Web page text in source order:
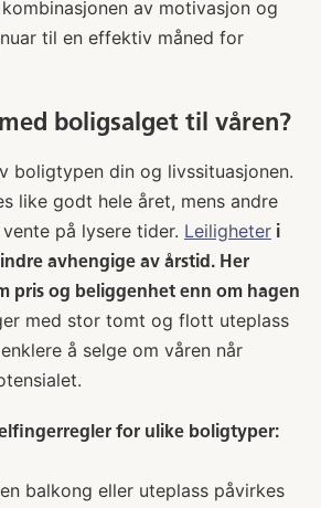
av motivasjon og
til en effektiv måned for
boligsalget til våren?
boligtypen din og livssituasjonen.
like godt hele året, mens andre
på lysere tider. Leiligheteri
avhengige av årstid. Her
pris og beliggenhet enn om hagen
med stor tomt og flott uteplass
å selge om våren når
for ulike boligtyper:
balkong eller uteplass påvirkes